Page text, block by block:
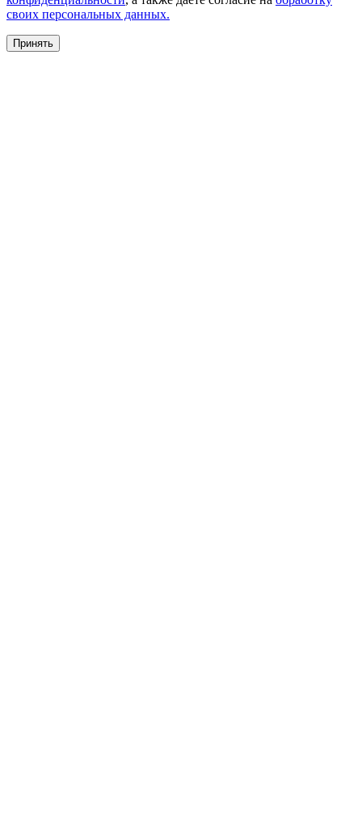
своих персональных данных.
Принять